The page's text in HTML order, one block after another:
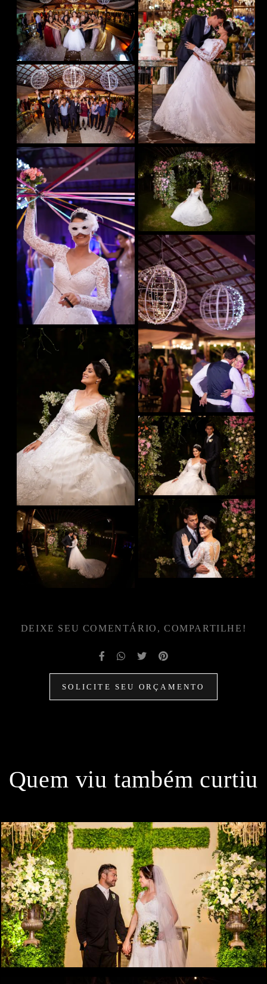
DEIXE SEU COMENTÁRIO, COMPARTILHE!
SOLICITE SEU ORÇAMENTO
Quem viu também curtiu
0